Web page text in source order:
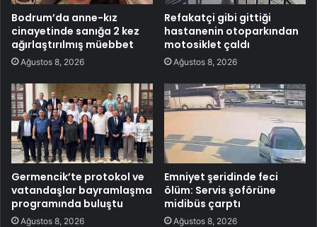
Bodrum’da anne-kız
cinayetinde sanığa 2 kez
ağırlaştırılmış müebbet
Ağustos 8, 2026
Refakatçi gibi gittiği
hastanenin otoparkından
motosiklet çaldı
Ağustos 8, 2026
Germencik’te protokol ve
vatandaşlar bayramlaşma
programında buluştu
Ağustos 8, 2026
Emniyet şeridinde feci
ölüm: Servis şoförüne
midibüs çarptı
Ağustos 8, 2026